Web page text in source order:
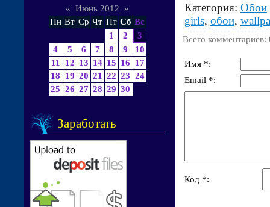
« Июнь 2012
»
Пн Вт Ср Чт Пт Сб Вс
1
2
3
4
5 6 7 8 9
10
11
12 13 14 15 16
17
18
19 20 21 22 23 24
25 26 27 28 29 30
Заработать
Категория: Обои
girls, обои,
Всего комментариев:
Имя *:
Email *:
Код *: